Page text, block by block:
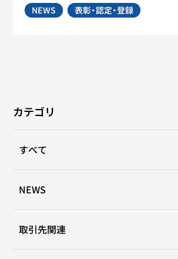
NEWS 表彰・認定・登録
カテゴリ
すべて
NEWS
取引先関連